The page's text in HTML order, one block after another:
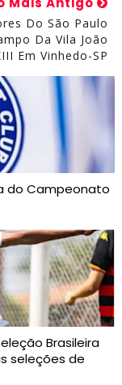
Do São Paulo
Da Vila João
Em Vinhedo-SP
do Campeonato
Brasileira
seleções de